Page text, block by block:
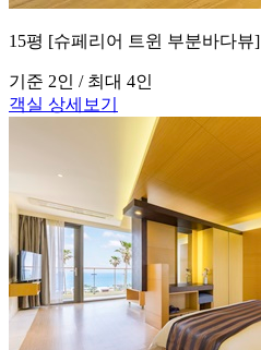
15평 [슈페리어 트윈 부분바다뷰]
기준 2인 / 최대 4인
객실 상세보기